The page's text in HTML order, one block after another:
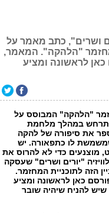
ושרים", כתב מאמר על
"הלהקה". המאמר,
לראשונה ומציע
"הלהקה" המבוסס על
במהלך מלחמת
את סיפורה של להקה
לו כתפאורה. יש
מוצנעים כדי לא להרוס את
"יורים ושרים" שעסקה
הזה לתוכניית המחזמר.
כאן לראשונה ומציע
להניח שיהיה שובר